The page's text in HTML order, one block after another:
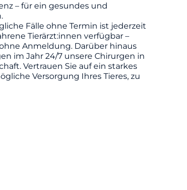
– für ein gesundes und
Fälle ohne Termin ist jederzeit
Tierärzt:innen verfügbar –
Anmeldung. Darüber hinaus
im Jahr 24/7 unsere Chirurgen in
Vertrauen Sie auf ein starkes
Versorgung Ihres Tieres, zu